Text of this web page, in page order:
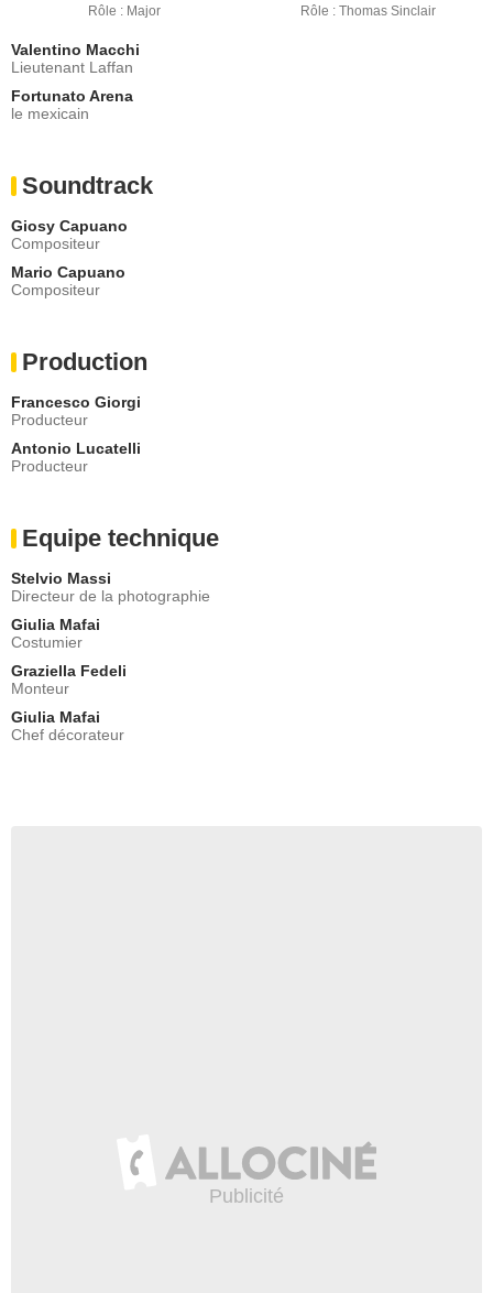
Rôle : Major Rôle : Thomas Sinclair
Valentino Macchi
Lieutenant Laffan
Fortunato Arena
le mexicain
Soundtrack
Giosy Capuano
Compositeur
Mario Capuano
Compositeur
Production
Francesco Giorgi
Producteur
Antonio Lucatelli
Producteur
Equipe technique
Stelvio Massi
Directeur de la photographie
Giulia Mafai
Costumier
Graziella Fedeli
Monteur
Giulia Mafai
Chef décorateur